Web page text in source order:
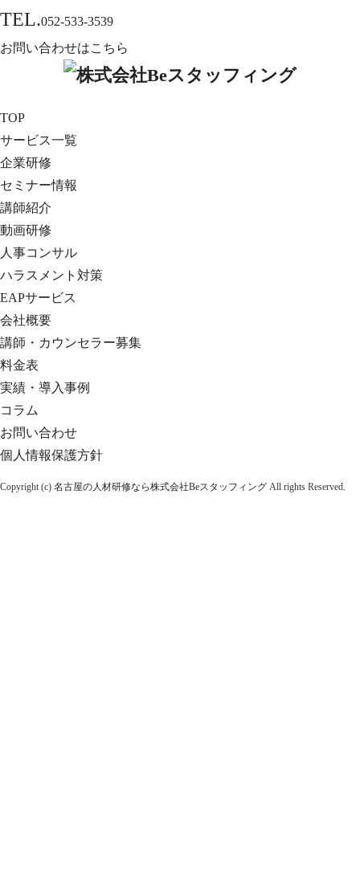
TEL.052-533-3539
お問い合わせはこちら
TOP
サービス一覧
企業研修
セミナー情報
講師紹介
動画研修
人事コンサル
ハラスメント対策
EAPサービス
会社概要
講師・カウンセラー募集
料金表
実績・導入事例
コラム
お問い合わせ
個人情報保護方針
Copyright (c) 名古屋の人材研修なら株式会社Beスタッフィング All rights Reserved.